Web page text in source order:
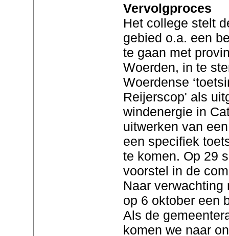
Vervolgproces
Het college stelt
gebied o.a. een
te gaan met
Woerden, in te
Woerdense
Reijerscop' als
windenergie in
uitwerken van
een specifiek
te komen. Op 29
voorstel in de
Naar verwachting
op 6 oktober een
Als de
komen we naar